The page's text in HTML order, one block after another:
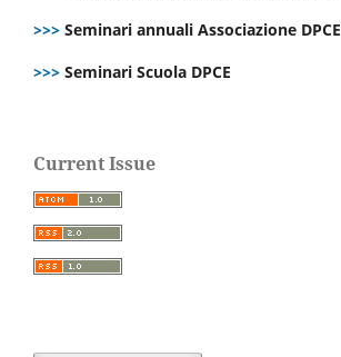
>>> Seminari annuali Associazione DPCE
>>> Seminari Scuola DPCE
Current Issue